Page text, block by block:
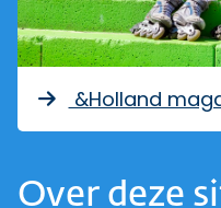
&Holland
Over deze